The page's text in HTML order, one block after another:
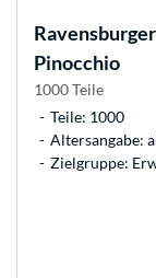
Ravensburger
Pinocchio
1000 Teile
Teile: 1000
Altersangabe:
Zielgruppe: